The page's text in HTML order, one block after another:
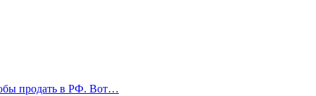
продать в РФ. Вот…